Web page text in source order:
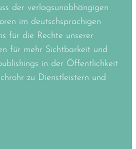
der verlagsunabhängigen
im deutschsprachigen
für die Rechte unserer
für mehr Sichtbarkeit und
in der Öffentlichkeit
zu Dienstleistern und